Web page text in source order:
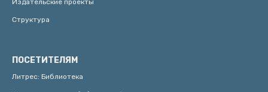
Издательские проекты
Структура
ПОСЕТИТЕЛЯМ
Литрес: Библиотека